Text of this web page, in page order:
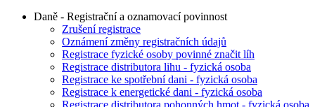
Daně - Registrační a oznamovací povinnost
Zrušení registrace
Oznámení změny registračních údajů
Registrace fyzické osoby povinné značit líh
Registrace distributora lihu - fyzická osoba
Registrace ke spotřební dani - fyzická osoba
Registrace k energetické dani - fyzická osoba